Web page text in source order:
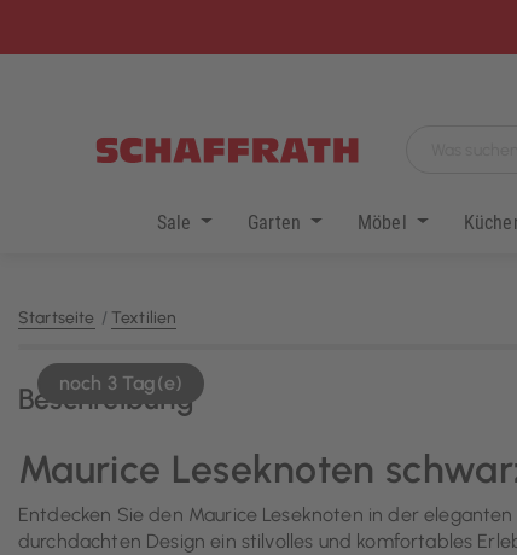
Sale Garten Möbel
Startseite Textilien
noch 3 Tag(e)
Beschreibung
Maurice Leseknoten
Entdecken Sie den Maurice Leseknoten in der
durchdachten Design ein stilvolles und komfortables